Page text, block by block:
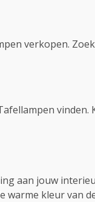
verkopen.
vinden.
aan jouw
kleur van